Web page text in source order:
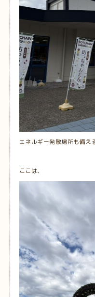
エネルギー発散場所も備え
ここは、